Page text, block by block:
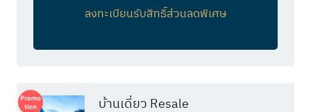
ลงทะเบียนรับสิทธิ์ส่วนลดพิเศษ
บ้านเดี่ยว Resale